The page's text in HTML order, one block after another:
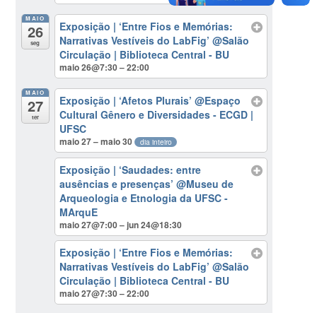
MAIO
26
seg
Exposição | ‘Entre Fios e Memórias:
Narrativas Vestíveis do LabFig’@Salão
Circulação | Biblioteca Central - BU
maio 26@7:30 – 22:00
MAIO
27
ter
Exposição | ‘Afetos Plurais’@Espaço
Cultural Gênero e Diversidades - ECGD |
UFSC
maio 27 – maio 30 dia inteiro
Exposição | ‘Saudades: entre
ausências e presenças’@Museu de
Arqueologia e Etnologia da UFSC -
MArquE
maio 27@7:00 – jun 24@18:30
Exposição | ‘Entre Fios e Memórias:
Narrativas Vestíveis do LabFig’@Salão
Circulação | Biblioteca Central - BU
maio 27@7:30 – 22:00